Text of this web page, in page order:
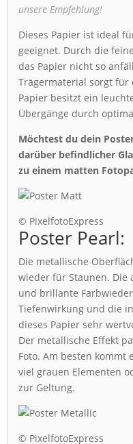
unsere Empfehlung!
Dieses Papier ist ideal
geeignet. Durch die
das Papier nicht so
Trägermaterial sorgt für
Papier besitzt ein
Übergänge durch
Möchtest du dein
darüber befindlicher
zu einem matten
© PixelfotoExpress
Poster Pearl:
Die metallische
wieder für Staunen. Die
und brillante
Tiefenwirkung und die
dieses Papier sehr
Der metallische Effekt
Foto. Am besten
viel grauen Elementen
zur Geltung.
© PixelfotoExpress